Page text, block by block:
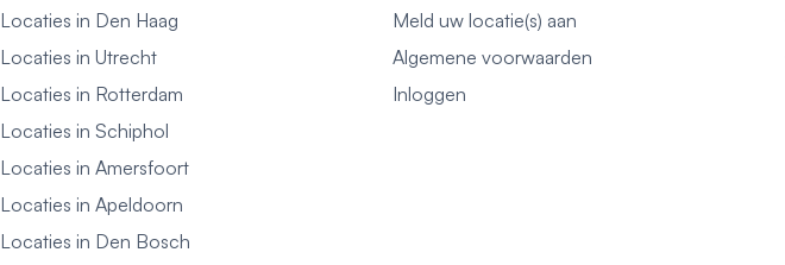
Locaties in Den Haag
Locaties in Utrecht
Locaties in Rotterdam
Locaties in Schiphol
Locaties in Amersfoort
Locaties in Apeldoorn
Locaties in Den Bosch
Meld uw locatie(s) aan
Algemene voorwaarden
Inloggen